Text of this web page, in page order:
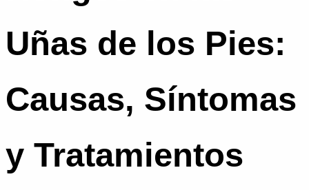
Uñas de los Pies:
Causas, Síntomas
y Tratamientos